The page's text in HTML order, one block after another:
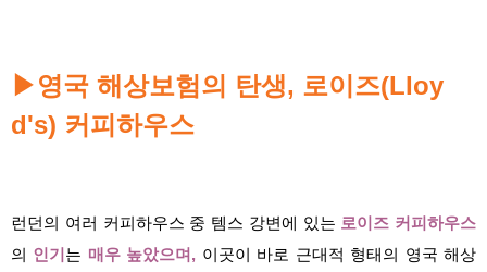
▶영국 해상보험의 탄생, 로이즈(LIoy
d's) 커피하우스
런던의 여러 커피하우스 중 템스 강변에 있는 로이즈 커피하우스
의 인 기 는 매우 높았으며, 이곳이 바로 근대적 형태의 영국 해상